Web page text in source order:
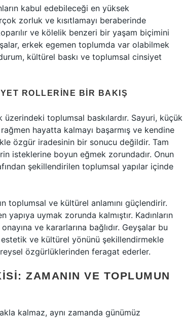
kabul edebileceği en yüksek
zorluk ve kısıtlamayı beraberinde
ve kölelik benzeri bir yaşam biçimini
erkek egemen toplumda var olabilmek
kültürel baskı ve toplumsal cinsiyet
ROLLERINE BIR BAKIŞ
üzerindeki toplumsal baskılardır. Sayuri, küçük
hayatta kalmayı başarmış ve kendine
özgür iradesinin bir sonucu değildir. Tam
isteklerine boyun eğmek zorundadır. Onun
şekillendirilen toplumsal yapılar içinde
toplumsal ve kültürel anlamını güçlendirir.
uymak zorunda kalmıştır. Kadınların
ve kararlarına bağlıdır. Geyşalar bu
estetik ve kültürel yönünü şekillendirmekle
özgürlüklerinden feragat ederler.
ZAMANIN VE TOPLUMUN
kalmaz, aynı zamanda günümüz